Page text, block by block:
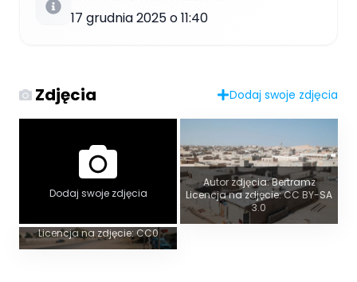
17 grudnia 2025 o 11:40
Zdjęcia Dodaj swoje zdjęcia
Dodaj swoje zdjęcia
Autor zdjęcia: Bertramz
Licencja na zdjęcie: CC BY-SA
3.0
Widok panoramiczny
Licencja na zdjęcie: CC0